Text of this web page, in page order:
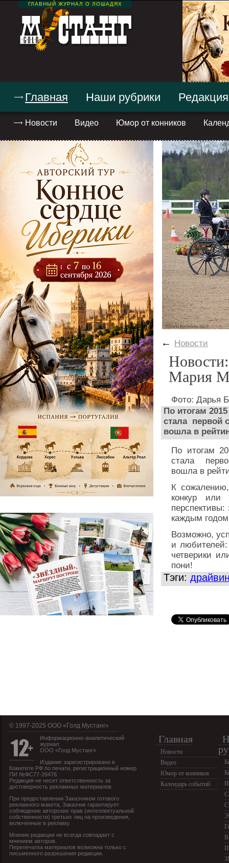
ГЛАВНЫЙ ЖУРНАЛ О ЛОШАДЯХ
Главная
Новости Видео Юмор от конников
Наши рубрики Редакция
← Новости
Мария
Фото: Дарья
По итогам
стала первой
вошла в
По итогам
стала
вошла в
К
конкур или
перспективы:
каждым годом
Возможно,
и любителей:
четверики
пони!
Тэги:
© 1997-2025 OOO «Голд Мустанг»
Информационно-аналитический
журнал
ООО «Голд Мустанг»
Издание зарегистрировано в
Комитете РФ по печати, регистрационный номер
ПИ №ФС77-26476.
Редакция не несет ответственность за
достоверность рекламных материалов.
При предоставлении Заказчиком готового
рекламного макета, Заказчик гарантирует
соблюдение авторских прав (интеллектуальной
собственности) третьих лиц на произведения,
включенные в рекламу.
Мнение редакции не всегда совпадает с
мнением авторов.
Перепечатка материалов возможна только с
письменного разрешения редакции.
Главная
Новости
Видео
Юмор от конников
Календарь событий